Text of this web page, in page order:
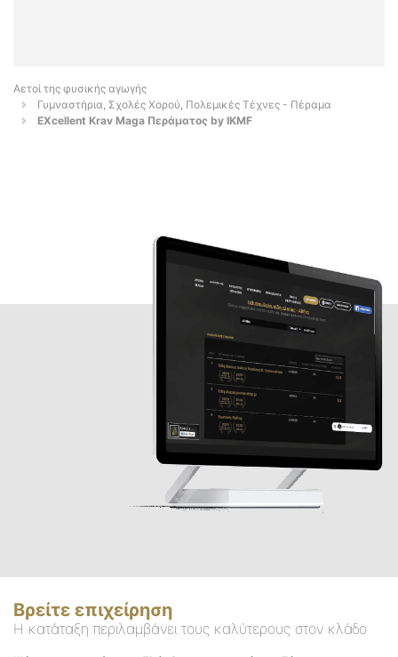
Αετοί της φυσικής αγωγής
Γυμναστήρια, Σχολές Χορού, Πολεμικές Τέχνες - Πέραμα
EXcellent Krav Maga Περάματος by IKMF
Βρείτε επιχείρηση
Η κατάταξη περιλαμβάνει τους καλύτερους στον κλάδο